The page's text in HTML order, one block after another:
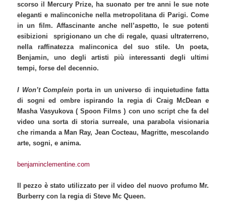
scorso il Mercury Prize, ha suonato per tre anni le sue note
eleganti e malinconiche nella metropolitana di Parigi. Come
in un film. Affascinante anche nell’aspetto, le sue potenti
esibizioni sprigionano un che di regale, quasi ultraterreno,
nella raffinatezza malinconica del suo stile. Un poeta,
Benjamin, uno degli artisti più interessanti degli ultimi
tempi, forse del decennio.
I Won’t Complein porta in un universo di inquietudine fatta
di sogni ed ombre ispirando la regia di Craig McDean e
Masha Vasyukova ( Spoon Films ) con uno script che fa del
video una sorta di storia surreale, una parabola visionaria
che rimanda a Man Ray, Jean Cocteau, Magritte, mescolando
arte, sogni, e anima.
benjaminclementine.com
Il pezzo è stato utilizzato per il video del nuovo profumo Mr.
Burberry con la regia di Steve Mc Queen.